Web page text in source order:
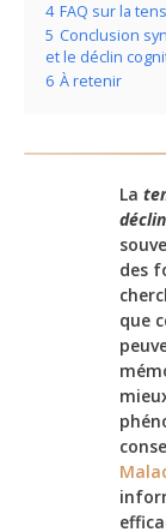
4 FAQ sur la
5 Conclusion
et le déclin
6 À retenir
La
des
que